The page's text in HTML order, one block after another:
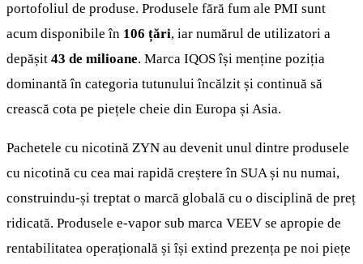
portofoliul de produse. Produsele fără fum ale PMI sunt
acum disponibile în 106 țări, iar numărul de utilizatori a
depășit 43 de milioane. Marca IQOS își menține poziția
dominantă în categoria tutunului încălzit și continuă să
crească cota pe piețele cheie din Europa și Asia.
Pachetele cu nicotină ZYN au devenit unul dintre produsele
cu nicotină cu cea mai rapidă creștere în SUA și nu numai,
construindu-și treptat o marcă globală cu o disciplină de preț
ridicată. Produsele e-vapor sub marca VEEV se apropie de
rentabilitatea operațională și își extind prezența pe noi piețe